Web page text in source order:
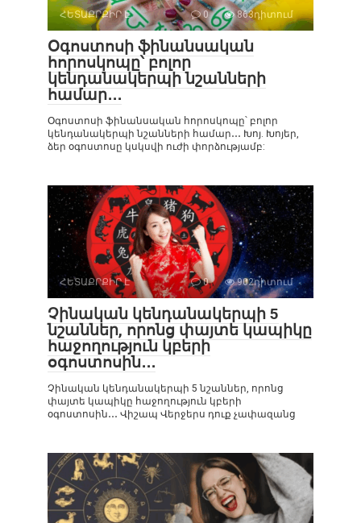
ՀԵՏԱՔՐՔԻՐ Է 0 863դիտում
Օգոստոսի ֆինանսական
հորոսկոպը՝ բոլոր
կենդանակերպի նշանների
համար․․․
Օգոստոսի ֆինանսական հորոսկոպը՝ բոլոր
կենդանակերպի նշանների համար․․․ Խոյ. Խոյեր,
ձեր օգոստոսը կսկսվի ուժի փորձությամբ:
ՀԵՏԱՔՐՔԻՐ Է 0 902դիտում
Չինական կենդանակերպի 5
նշաններ, որոնց փայտե կապիկը
հաջողություն կբերի
օգոստոսին․․․
Չինական կենդանակերպի 5 նշաններ, որոնց
փայտե կապիկը հաջողություն կբերի
օգոստոսին․․․ Վիշապ Վերջերս դուք չափազանց